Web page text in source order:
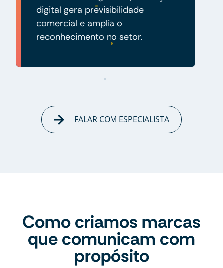
digital gera previsibilidade
comercial e amplia o
reconhecimento no setor.
FALAR COM ESPECIALISTA
Como criamos marcas
que comunicam com
propósito